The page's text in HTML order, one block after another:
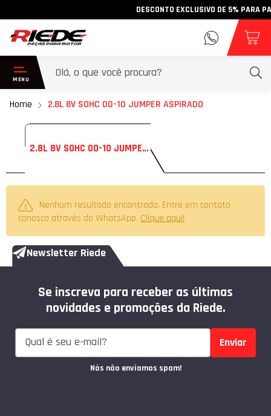
DESCONTO EXCLUSIVO DE 5% PARA
Home 2.8L 8V SOHC 00-10 JUMPER ASPIRADO
2.8L 8V SOHC 00-10 JUMPER ASPIRADO
Nenhum resultado encontrado. Entre em contato
conosco através do WhatsApp. Clique aqui!
Newsletter Riede
Se inscreva para receber as últimas
novidades e promoções da Riede.
Enviar
Nós não enviamos spam!